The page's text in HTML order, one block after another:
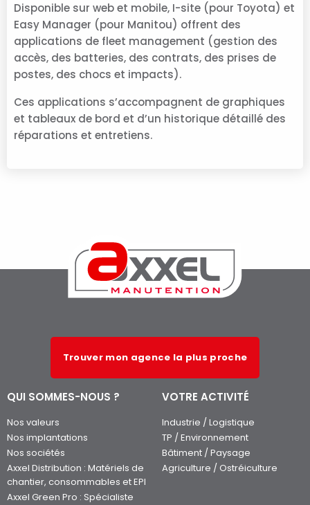
Disponible sur web et mobile, I-site (pour Toyota) et
Easy Manager (pour Manitou) offrent des
applications de fleet management (gestion des
accès, des batteries, des contrats, des prises de
postes, des chocs et impacts).
Ces applications s’accompagnent de graphiques
et tableaux de bord et d’un historique détaillé des
réparations et entretiens.
Trouver mon agence la plus proche
QUI SOMMES-NOUS ?
Nos valeurs
Nos implantations
Nos sociétés
Axxel Distribution : Matériels de
chantier, consommables et EPI
Axxel Green Pro : Spécialiste
VOTRE ACTIVITÉ
Industrie / Logistique
TP / Environnement
Bâtiment / Paysage
Agriculture / Ostréiculture